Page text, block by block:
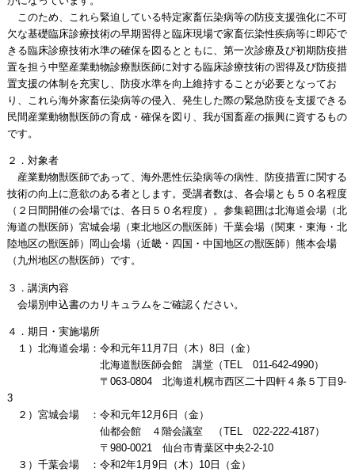
このため、これら緊迫している特定家畜伝染病等の防疫支援強化に不可
欠な基礎臨床診療技術の早期習得と臨床現場で家畜伝染性疾病等に即応で
きる臨床診療技術水準の確保を図るとともに、第一次診療及び初期防疫措
置を担う中堅産業動物診療獣医師に対する臨床診療技術の習得及び防疫措
置支援の体制を充実し、防疫水準を向上維持することが必要となってお
り、これら海外家畜伝染病等の侵入、発生した際の緊急防疫を支援できる
民間産業動物獣医師の育成・確保を図り、我が国畜産の振興に資するもの
です。
２．対象者
産業動物獣医師であって、海外悪性伝染病等の病性、防疫措置に関する
技術の向上に意欲のある者とします。受講者数は、各会場とも５０名程度
（２日間開催の会場では、各日５０名程度）。参集範囲は北海道会場（北
海道の獣医師）宮城会場（東北地区の獣医師）千葉会場（関東・東海・北
陸地区の獣医師）岡山会場（近畿・四国・中国地区の獣医師）熊本会場
（九州地区の獣医師）です。
３．講演内容
会場別申込書のカリキュラムをご確認ください。
４．期日・実施場所
１）北海道会場：令和元年11月7日（木）8日（金）
北海道獣医師会館 講堂（TEL 011-642-4990）
〒063-0804 北海道札幌市西区二十四軒４条５丁目9-
3
２）宮城会場 ：令和元年12月6日（金）
仙都会館 ４階会議室 （TEL 022-222-4187）
〒980-0021 仙台市青葉区中央2-2-10
３）千葉会場 ：令和2年1月9日（木）10日（金）